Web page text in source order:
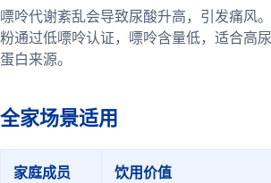
嘌呤代谢紊乱会导致尿酸升高，引发痛风
粉通过低嘌呤认证，嘌呤含量低，适合高
蛋白来源。
全家场景适用
家庭成员 饮用价值